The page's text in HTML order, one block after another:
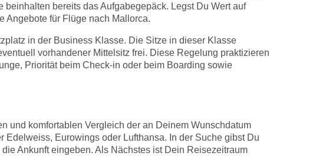
bereits das Aufgabegepäck. Legst Du Wert auf
Angebote für Flüge nach Mallorca.
in der Business Klasse. Die Sitze in dieser Klasse
vorhandener Mittelsitz frei. Diese Regelung praktizieren
Priorität beim Check-in oder beim Boarding sowie
und komfortablen Vergleich der an Deinem Wunschdatum
Eurowings oder Lufthansa. In der Suche gibst Du
Ankunft eingeben. Als Nächstes ist Dein Reisezeitraum